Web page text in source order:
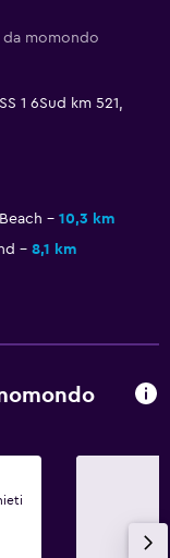
da momondo
1 6Sud km 521,
10,3 km
8,1 km